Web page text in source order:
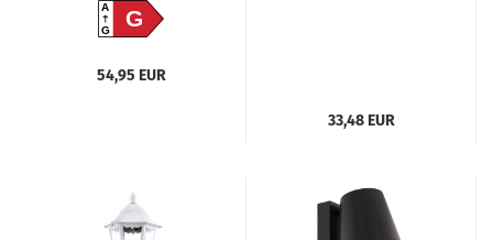
A
GG
54,95 EUR
33,48 EUR